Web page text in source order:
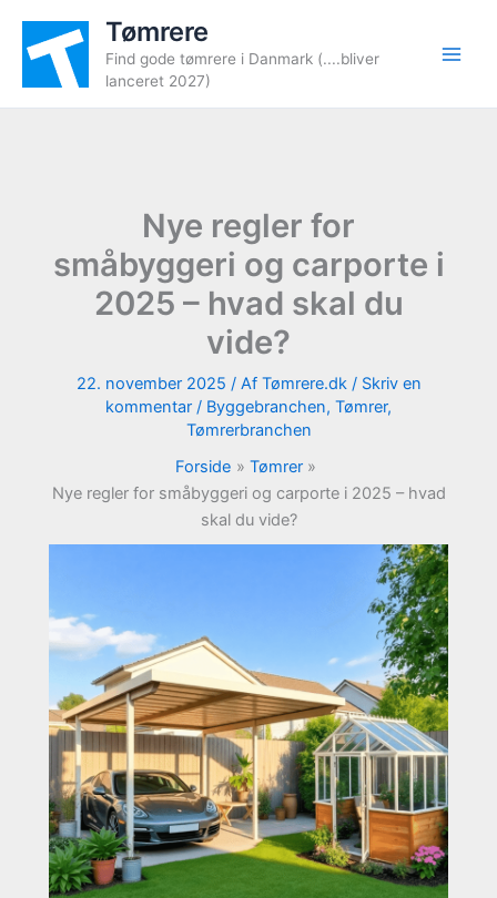
indholdet
Tømrere
Find gode tømrere i Danmark (....bliver
lanceret 2027)
Nye regler for
småbyggeri og carporte i
2025 – hvad skal du
vide?
22. november 2025 / Af Tømrere.dk / Skriv en
kommentar / Byggebranchen, Tømrer,
Tømrerbranchen
Forside
Tømrer
Nye regler for småbyggeri og carporte i 2025 – hvad
skal du vide?